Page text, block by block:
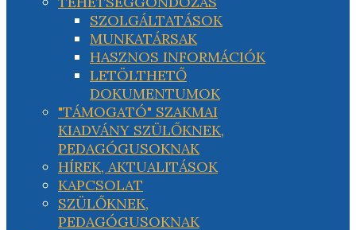
SZOLGÁLTATÁSOK
MUNKATÁRSAK
HASZNOS INFORMÁCIÓK
LETÖLTHETŐ
DOKUMENTUMOK
"TÁMOGATÓ" SZAKMAI
KIADVÁNY SZÜLŐKNEK,
PEDAGÓGUSOKNAK
HÍREK, AKTUALITÁSOK
KAPCSOLAT
SZÜLŐKNEK,
PEDAGÓGUSOKNAK